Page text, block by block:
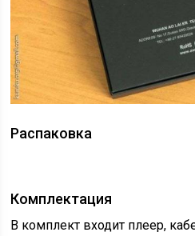
Распаковка
Комплектация
В комплект входит плеер,